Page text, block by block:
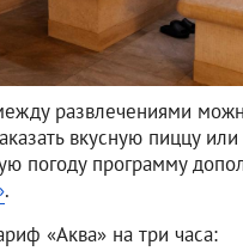
развлечениями
вкусную пиццу
погоду программу
.
«Аква» на три часа: